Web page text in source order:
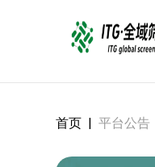
首页 | 平台公告